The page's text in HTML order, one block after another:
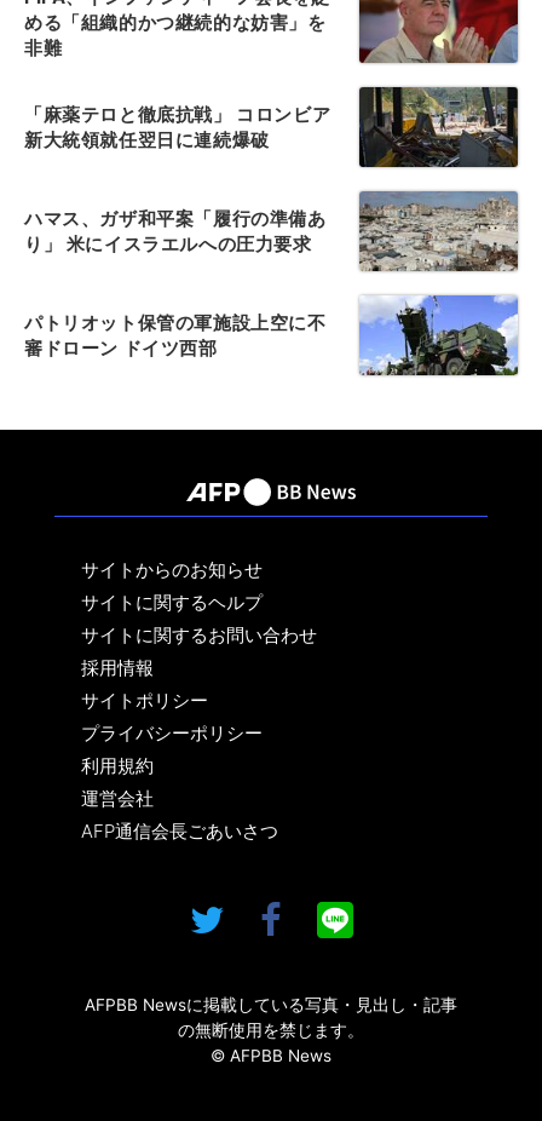
める「組織的かつ継続的な妨害」を
非難
「麻薬テロと徹底抗戦」 コロンビア
新大統領就任翌日に連続爆破
ハマス、ガザ和平案「履行の準備あ
り」 米にイスラエルへの圧力要求
パトリオット保管の軍施設上空に不
審ドローン ドイツ西部
サイトからのお知らせ
サイトに関するヘルプ
サイトに関するお問い合わせ
採用情報
サイトポリシー
プライバシーポリシー
利用規約
運営会社
AFP通信会長ごあいさつ
AFPBB Newsに掲載している写真・見出し・記事
の無断使用を禁じます。
© AFPBB News